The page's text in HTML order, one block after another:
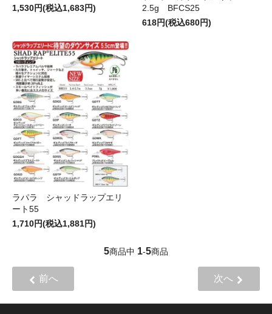
1,530円(税込1,683円)
2.5g BFCS25
618円(税込680円)
ラパラ シャッドラップエリ
ート55
1,710円(税込1,881円)
5商品中 1-5商品
前へ 次へ